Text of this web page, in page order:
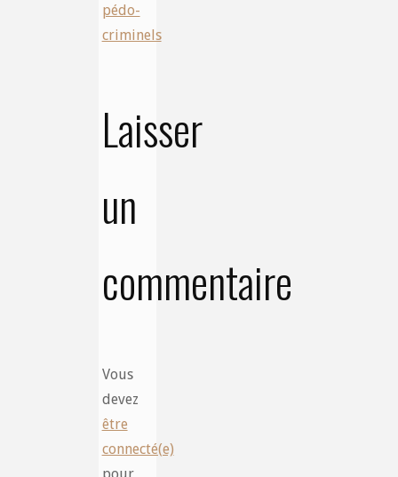
pédo-
criminels
Laisser
un
commentaire
Vous
devez
être
connecté(e)
pour